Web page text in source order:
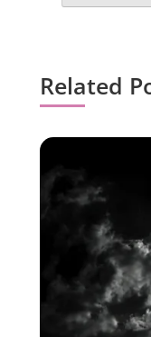
Related